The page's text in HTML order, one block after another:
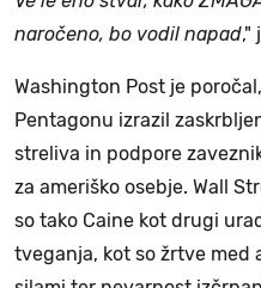
naročeno, bo vodil napad,"
Washington Post je
Pentagonu izrazil
streliva in podpore
za ameriško osebje. Wall
so tako Caine kot drugi
tveganja, kot so žrtve med